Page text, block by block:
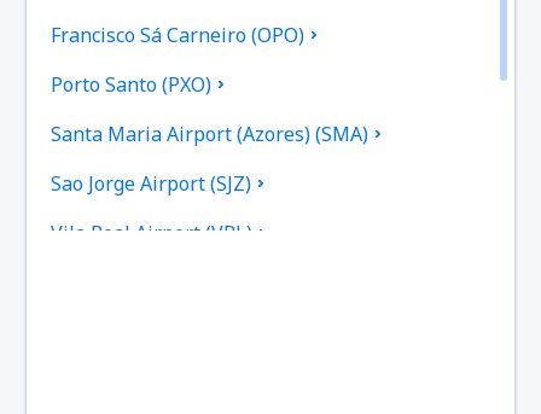
Francisco Sá Carneiro (OPO)
Porto Santo (PXO)
Santa Maria Airport (Azores) (SMA)
Sao Jorge Airport (SJZ)
Vila Real Airport (VRL)